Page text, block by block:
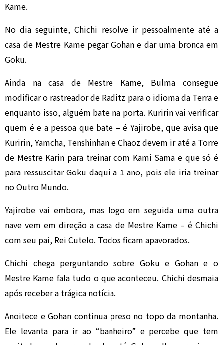
Kame.
No dia seguinte, Chichi resolve ir pessoalmente até a
casa de Mestre Kame pegar Gohan e dar uma bronca em
Goku.
Ainda na casa de Mestre Kame, Bulma consegue
modificar o rastreador de Raditz para o idioma da Terra e
enquanto isso, alguém bate na porta. Kuririn vai verificar
quem é e a pessoa que bate – é Yajirobe, que avisa que
Kuririn, Yamcha, Tenshinhan e Chaoz devem ir até a Torre
de Mestre Karin para treinar com Kami Sama e que só é
para ressuscitar Goku daqui a 1 ano, pois ele iria treinar
no Outro Mundo.
Yajirobe vai embora, mas logo em seguida uma outra
nave vem em direção a casa de Mestre Kame – é Chichi
com seu pai, Rei Cutelo. Todos ficam apavorados.
Chichi chega perguntando sobre Goku e Gohan e o
Mestre Kame fala tudo o que aconteceu. Chichi desmaia
após receber a trágica notícia.
Anoitece e Gohan continua preso no topo da montanha.
Ele levanta para ir ao “banheiro” e percebe que tem